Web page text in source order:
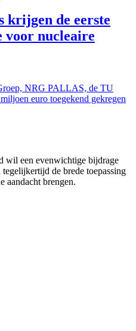
krijgen de eerste
voor nucleaire
NRG PALLAS, de TU
euro toegekend gekregen
wil een evenwichtige bijdrage
de brede toepassing
aandacht brengen.